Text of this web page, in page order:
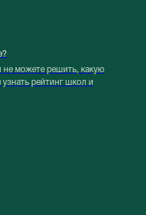
не можете решить, какую
рейтинг школ и